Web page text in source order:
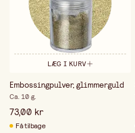
LÆG I KURV
Embossingpulver, glimmerguld
Ca. 10 g.
73,00 kr
Få tilbage